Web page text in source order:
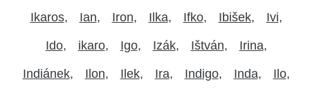
Ikaros Ian Iron Ilka Ifko Ibišek Ivi
Ido ikaro Igo Izák Ištván Irina
Indiánek Ilon Ilek Ira Indigo Inda Ilo